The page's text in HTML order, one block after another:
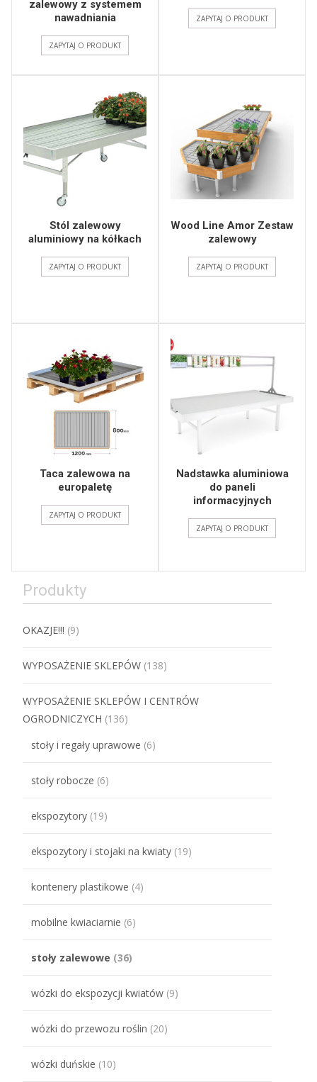
zalewowy z systemem
nawadniania
ZAPYTAJ O PRODUKT
ZAPYTAJ O PRODUKT
Stól zalewowy
aluminiowy na kółkach
ZAPYTAJ O PRODUKT
Wood Line Amor Zestaw
zalewowy
ZAPYTAJ O PRODUKT
Taca zalewowa na
europaletę
ZAPYTAJ O PRODUKT
Nadstawka aluminiowa
do paneli
informacyjnych
ZAPYTAJ O PRODUKT
Produkty
OKAZJE!!! (9)
WYPOSAŻENIE SKLEPÓW (138)
WYPOSAŻENIE SKLEPÓW I CENTRÓW
OGRODNICZYCH (136)
stoły i regały uprawowe (6)
stoły robocze (6)
ekspozytory (19)
ekspozytory i stojaki na kwiaty (19)
kontenery plastikowe (4)
mobilne kwiaciarnie (6)
stoły zalewowe (36)
wózki do ekspozycji kwiatów (9)
wózki do przewozu roślin (20)
wózki duńskie (10)